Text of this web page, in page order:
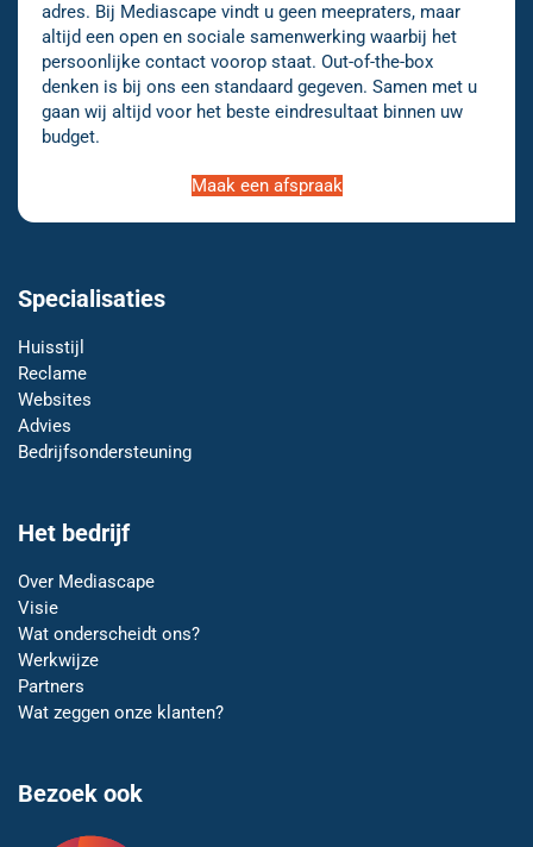
adres. Bij Mediascape vindt u geen meepraters, maar
altijd een open en sociale samenwerking waarbij het
persoonlijke contact voorop staat. Out-of-the-box
denken is bij ons een standaard gegeven. Samen met u
gaan wij altijd voor het beste eindresultaat binnen uw
budget.
Maak een afspraak
Specialisaties
Huisstijl
Reclame
Websites
Advies
Bedrijfsondersteuning
Het bedrijf
Over Mediascape
Visie
Wat onderscheidt ons?
Werkwijze
Partners
Wat zeggen onze klanten?
Bezoek ook